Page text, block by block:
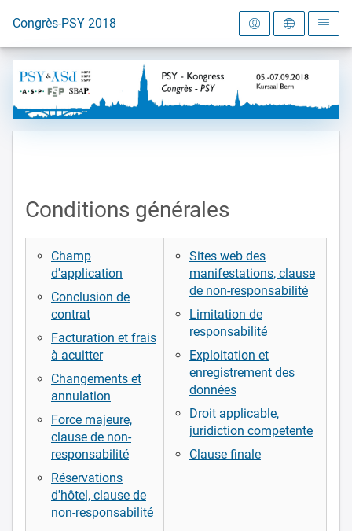
Vers la page d'accueil
Congrès-PSY 2018
Conditions générales
Champ
d'application
Conclusion de
contrat
Facturation et frais
à acuitter
Changements et
annulation
Force majeure,
clause de non-
responsabilité
Réservations
d'hôtel, clause de
non-responsabilité
Sites web des
manifestations, clause
de non-responsabilité
Limitation de
responsabilité
Exploitation et
enregistrement des
données
Droit applicable,
juridiction competente
Clause finale